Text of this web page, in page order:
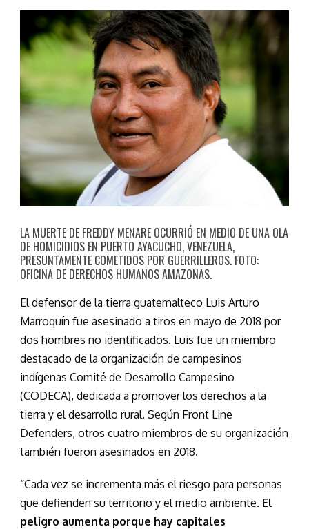
LA MUERTE DE FREDDY MENARE OCURRIÓ EN MEDIO DE UNA OLA
DE HOMICIDIOS EN PUERTO AYACUCHO, VENEZUELA,
PRESUNTAMENTE COMETIDOS POR GUERRILLEROS. FOTO:
OFICINA DE DERECHOS HUMANOS AMAZONAS.
El defensor de la tierra guatemalteco Luis Arturo
Marroquín fue asesinado a tiros en mayo de 2018 por
dos hombres no identificados. Luis fue un miembro
destacado de la organización de campesinos
indígenas Comité de Desarrollo Campesino
(CODECA), dedicada a promover los derechos a la
tierra y el desarrollo rural. Según Front Line
Defenders, otros cuatro miembros de su organización
también fueron asesinados en 2018.
“Cada vez se incrementa más el riesgo para personas
que defienden su territorio y el medio ambiente. El
peligro aumenta porque hay capitales